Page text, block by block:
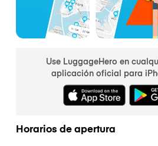
Use LuggageHero en
aplicación oficial para
Horarios de apertura